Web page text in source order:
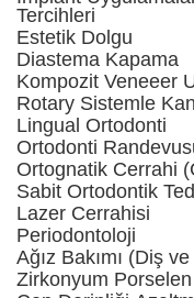
Tercihleri
Estetik Dolgu
Diastema Kapama
Kompozit Veneeer
Rotary Sistemle
Lingual Ortodonti
Ortodonti
Ortognatik Cerrahi
Sabit Ortodontik
Lazer Cerrahisi
Periodontoloji
Ağız Bakımı (Diş
Zirkonyum